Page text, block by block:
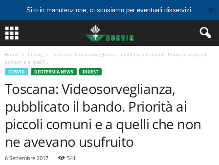
Sito in manutenzione, ci scusiamo per eventuali disservizi. ✕
Home Cosvig
Toscana: Videosorveglianza, pubblicato il bando. Priorità ai piccoli
comuni e a quelli...
COSVIG GEOTERMIA NEWS DIGEST
Toscana: Videosorveglianza,
pubblicato il bando. Priorità ai
piccoli comuni e a quelli che non
ne avevano usufruito
6 Settembre 2017 541